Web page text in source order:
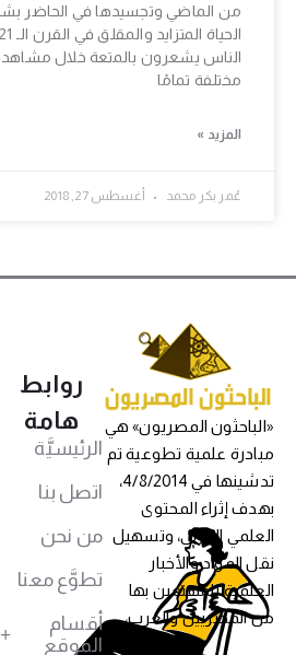
من الماضي وتجسيدها في الحاضر
الناس يشعرون بالمتعة خلال مشاهدة
مختلفة تمامًا
المزيد »
عُمر بكر محمد أغسطس 27, 2018
«الباحثون المصريون» هي
مبادرة علمية تطوعية تم
تدشينها في 4/8/2014،
بهدف إثراء المحتوى
العلمي العربي، وتسهيل
نقل المواد والأخبار
العلمية للمهتمين بها
من المصريين والعرب،
روابط
هامة
الرئيسيَّة
اتصل بنا
من نحن
تطوَّع معنا
أقسام
الموقع